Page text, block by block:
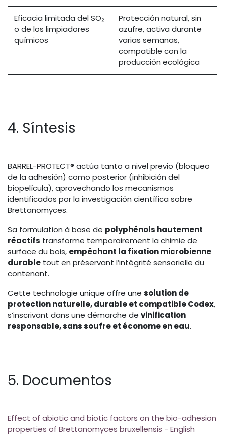
Eficacia limitada del SO₂
o de los limpiadores
químicos
Protección natural, sin
azufre, activa durante
varias semanas,
compatible con la
producción ecológica
4. Síntesis
BARREL-PROTECT® actúa tanto a nivel previo (bloqueo
de la adhesión) como posterior (inhibición del
biopelícula), aprovechando los mecanismos
identificados por la investigación científica sobre
Brettanomyces.
Sa formulation à base de polyphénols hautement
réactifs transforme temporairement la chimie de
surface du bois, empêchant la fixation microbienne
durable tout en préservant l’intégrité sensorielle du
contenant.
Cette technologie unique offre une solution de
protection naturelle, durable et compatible Codex,
s’inscrivant dans une démarche de vinification
responsable, sans soufre et économe en eau.
5. Documentos
Effect of abiotic and biotic factors on the bio-adhesion
properties of Brettanomyces bruxellensis - English